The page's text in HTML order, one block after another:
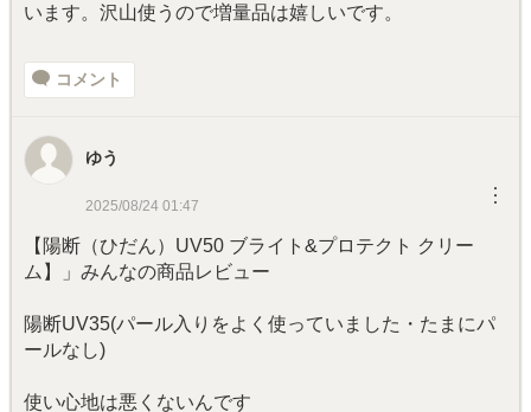
います。沢山使うので増量品は嬉しいです。
コメント
ゆう
2025/08/24 01:47 ︙
【陽断（ひだん）UV50 ブライト&プロテクト クリー
ム】」みんなの商品レビュー
陽断UV35(パール入りをよく使っていました・たまにパ
ールなし)
使い心地は悪くないんです